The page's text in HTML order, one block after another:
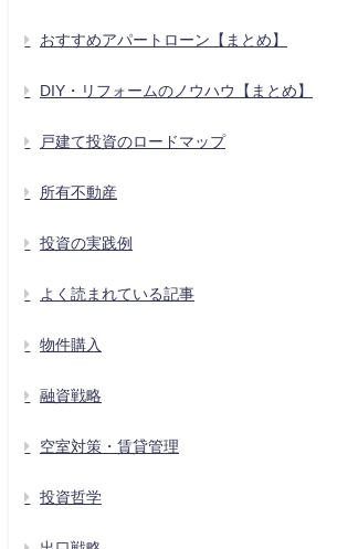
おすすめアパートローン【まとめ】
DIY・リフォームのノウハウ【まとめ】
戸建て投資のロードマップ
所有不動産
投資の実践例
よく読まれている記事
物件購入
融資戦略
空室対策・賃貸管理
投資哲学